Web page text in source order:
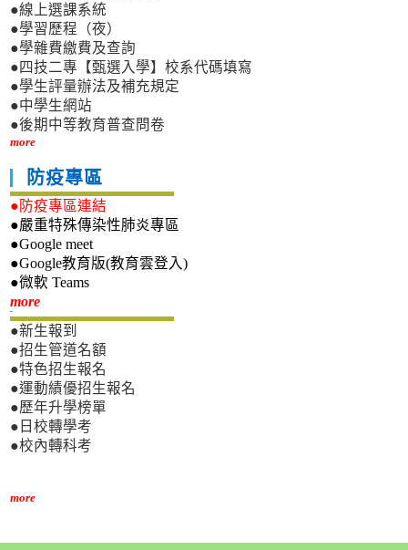
●線上選課系統
●學習歷程（夜）
●學雜費繳費及查詢
●四技二專【甄選入學】校系代碼填寫
●學生評量辦法及補充規定
●中學生網站
●後期中等教育普查問卷
more
防疫專區
●防疫專區連結
●嚴重特殊傳染性肺炎專區
●Google meet
●Google教育版(教育雲登入)
●微軟 Teams
more新生專區
●新生報到
●招生管道名額
●特色招生報名
●運動績優招生報名
●歷年升學榜單
●日校轉學考
●校內轉科考
more